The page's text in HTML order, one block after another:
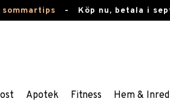
- Köp nu, betala i
Apotek Fitness Hem &